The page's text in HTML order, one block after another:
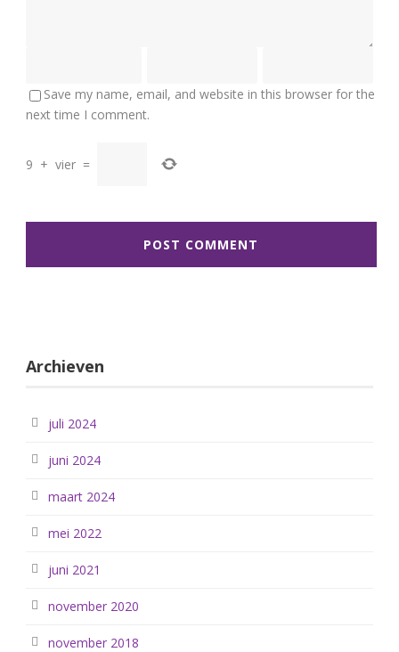
Save my name, email, and website in this browser for the
next time I comment.
9 + vier =
Archieven
juli 2024
juni 2024
maart 2024
mei 2022
juni 2021
november 2020
november 2018